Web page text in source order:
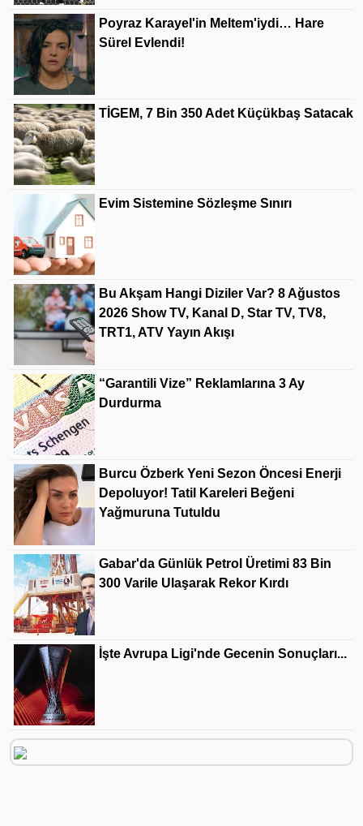
Poyraz Karayel'in Meltem'iydi… Hare
Sürel Evlendi!
TİGEM, 7 Bin 350 Adet Küçükbaş Satacak
Evim Sistemine Sözleşme Sınırı
Bu Akşam Hangi Diziler Var? 8 Ağustos
2026 Show TV, Kanal D, Star TV, TV8,
TRT1, ATV Yayın Akışı
“Garantili Vize” Reklamlarına 3 Ay
Durdurma
Burcu Özberk Yeni Sezon Öncesi Enerji
Depoluyor! Tatil Kareleri Beğeni
Yağmuruna Tutuldu
Gabar'da Günlük Petrol Üretimi 83 Bin
300 Varile Ulaşarak Rekor Kırdı
İşte Avrupa Ligi'nde Gecenin Sonuçları...